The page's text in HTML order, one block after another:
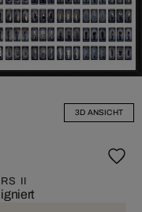
3D ANSICHT
II